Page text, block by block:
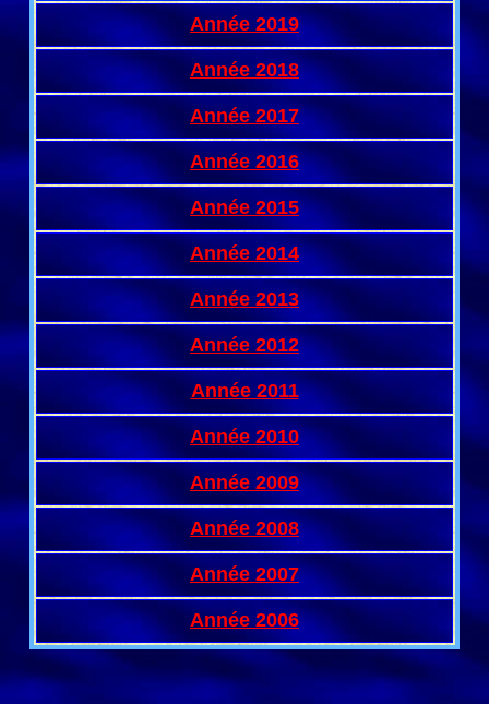
Année 2019
Année 2018
Année 2017
Année 2016
Année 2015
Année 2014
Année 2013
Année 2012
Année 2011
Année 2010
Année 2009
Année 2008
Année 2007
Année 2006